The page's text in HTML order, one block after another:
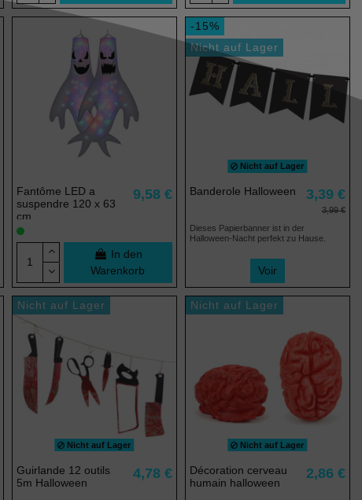
Fantôme LED a
suspendre 120 x 63
cm
9,58 €
In den
Warenkorb
-15%
Nicht auf Lager
Nicht auf Lager
Banderole Halloween 3,39 €
3,99 €
Dieses Papierbanner ist in der
Halloween-Nacht perfekt zu Hause.
Voir
Nicht auf Lager
Nicht auf Lager
Guirlande 12 outils
5m Halloween
4,78 €
Nicht auf Lager
Nicht auf Lager
Décoration cerveau
humain halloween
2,86 €